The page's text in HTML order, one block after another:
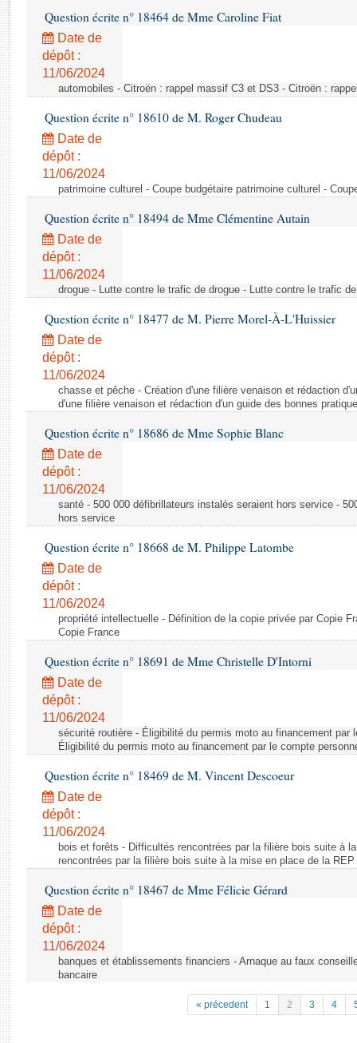
Rapports législatifs
Rapports sur l'application des lois
Baromètre de l’application des lois
Budget et sécurité sociale
Questions écrites et orales
Comptes rendus des débats
Question écrite n° 18464 de Mme Caroline Fiat
Date de
dépôt :
11/06/2024
automobiles - Citroën : rappel massif C3 et DS3 - Citroën :
Question écrite n° 18610 de M. Roger Chudeau
Date de
dépôt :
11/06/2024
patrimoine culturel - Coupe budgétaire patrimoine culturel -
Question écrite n° 18494 de Mme Clémentine Autain
Date de
dépôt :
11/06/2024
drogue - Lutte contre le trafic de drogue - Lutte contre le trafic
Question écrite n° 18477 de M. Pierre Morel-À-L'Huissier
Date de
dépôt :
11/06/2024
chasse et pêche - Création d'une filière venaison et rédaction
d'une filière venaison et rédaction d'un guide des bonnes
Question écrite n° 18686 de Mme Sophie Blanc
Date de
dépôt :
11/06/2024
santé - 500 000 défibrillateurs instalés seraient hors service -
hors service
Question écrite n° 18668 de M. Philippe Latombe
Date de
dépôt :
11/06/2024
propriété intellectuelle - Définition de la copie privée par Copie
Copie France
Question écrite n° 18691 de Mme Christelle D'Intorni
Date de
dépôt :
11/06/2024
sécurité routière - Éligibilité du permis moto au financement par
Éligibilité du permis moto au financement par le compte
Question écrite n° 18469 de M. Vincent Descoeur
Date de
dépôt :
11/06/2024
bois et forêts - Difficultés rencontrées par la filière bois suite à
rencontrées par la filière bois suite à la mise en place de la REP
Question écrite n° 18467 de Mme Félicie Gérard
Date de
dépôt :
11/06/2024
banques et établissements financiers - Arnaque au faux
bancaire
« précedent 1 2 3 4